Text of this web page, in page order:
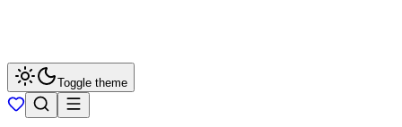
Toggle theme